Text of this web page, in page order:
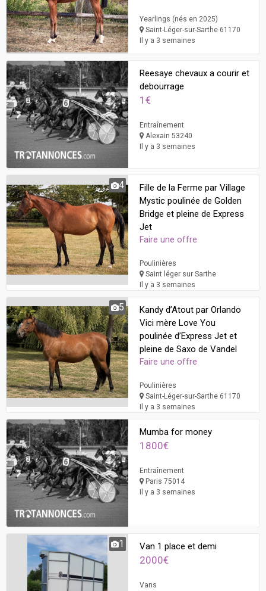
Yearlings (nés en 2025)
Saint-Léger-sur-Sarthe 61170
Il y a 3 semaines
Reesaye chevaux a courir et
debourrage
1€
Entraînement
Alexain 53240
Il y a 3 semaines
4
Fille de la Ferme par Village
Mystic poulinée de Golden
Bridge et pleine de Express
Jet
Faire une offre
Poulinières
Saint léger sur Sarthe
Il y a 3 semaines
5
Kandy d’Atout par Orlando
Vici mère Love You
poulinée d’Express Jet et
pleine de Saxo de Vandel
Faire une offre
Poulinières
Saint-Léger-sur-Sarthe 61170
Il y a 3 semaines
Mumba for money
1800€
Entraînement
Paris 75014
Il y a 3 semaines
1 Van 1 place et demi
2000€
Vans